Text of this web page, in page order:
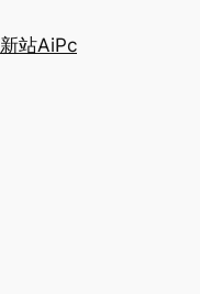
新站AiPc